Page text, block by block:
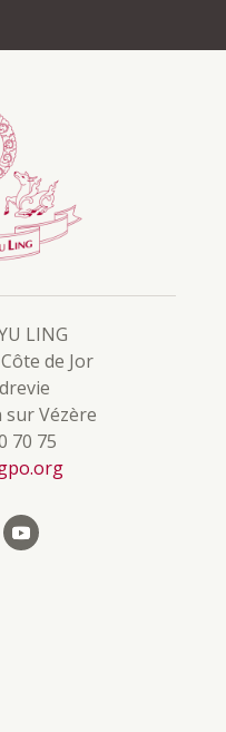
LING
de Jor
sur Vézère
70 75